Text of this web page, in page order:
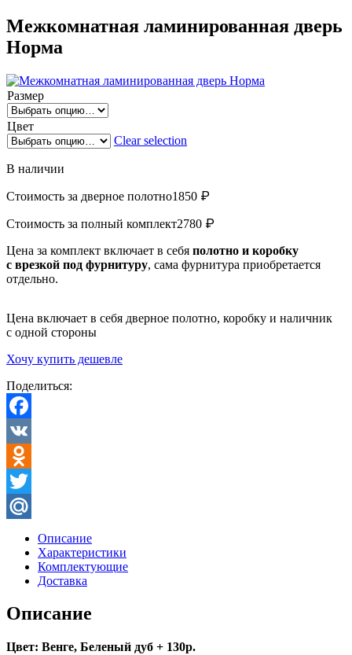
Межкомнатная ламинированная дверь
Норма
Размер
Цвет
Clear selection
В наличии
Стоимость за дверное полотно1850 ₽
Стоимость за полный комплект2780 ₽
Цена за комплект включает в себя полотно и коробку
с врезкой под фурнитуру, сама фурнитура приобретается
отдельно.
Цена включает в себя дверное полотно, коробку и наличник
с одной стороны
Хочу купить дешевле
Поделиться:
Facebook
VK
Odnoklassniki
Twitter
Mail.Ru
Описание
Характеристики
Комплектующие
Доставка
Описание
Цвет: Венге, Беленый дуб + 130р.